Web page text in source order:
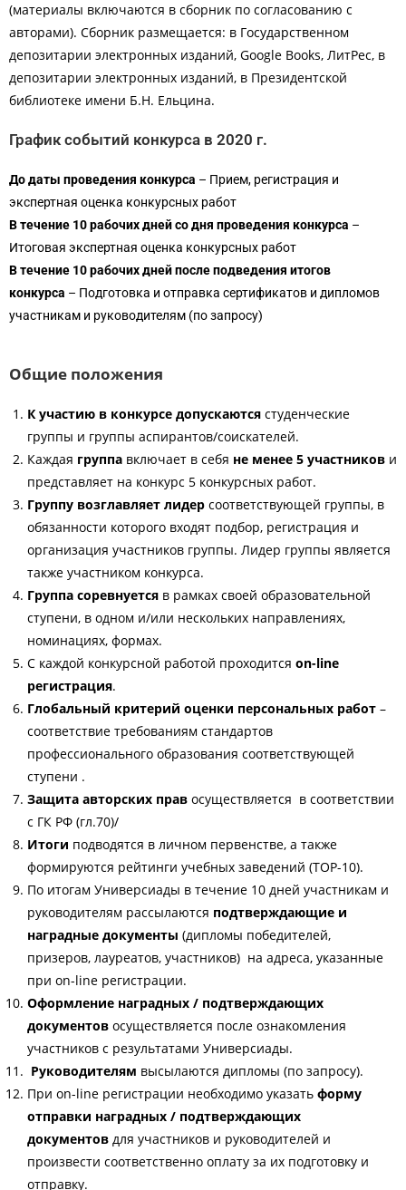
(материалы включаются в сборник по согласованию с
авторами). Сборник размещается: в Государственном
депозитарии электронных изданий, Google Books, ЛитРес, в
депозитарии электронных изданий, в Президентской
библиотеке имени Б.Н. Ельцина.
График событий конкурса в 2020 г.
До даты проведения конкурса – Прием, регистрация и
экспертная оценка конкурсных работ
В течение 10 рабочих дней со дня проведения конкурса –
Итоговая экспертная оценка конкурсных работ
В течение 10 рабочих дней после подведения итогов
конкурса – Подготовка и отправка сертификатов и дипломов
участникам и руководителям (по запросу)
Общие положения
К участию в конкурсе допускаются студенческие
группы и группы аспирантов/соискателей.
Каждая группа включает в себя не менее 5 участников и
представляет на конкурс 5 конкурсных работ.
Группу возглавляет лидер соответствующей группы, в
обязанности которого входят подбор, регистрация и
организация участников группы. Лидер группы является
также участником конкурса.
Группа соревнуется в рамках своей образовательной
ступени, в одном и/или нескольких направлениях,
номинациях, формах.
С каждой конкурсной работой проходится on-line
регистрация.
Глобальный критерий оценки персональных работ –
соответствие требованиям стандартов
профессионального образования соответствующей
ступени .
Защита авторских прав осуществляется в соответствии
с ГК РФ (гл.70)/
Итоги подводятся в личном первенстве, а также
формируются рейтинги учебных заведений (ТОР-10).
По итогам Универсиады в течение 10 дней участникам и
руководителям рассылаются подтверждающие и
наградные документы (дипломы победителей,
призеров, лауреатов, участников) на адреса, указанные
при on-line регистрации.
Оформление наградных / подтверждающих
документов осуществляется после ознакомления
участников с результатами Универсиады.
Руководителям высылаются дипломы (по запросу).
При on-line регистрации необходимо указать форму
отправки наградных / подтверждающих
документов для участников и руководителей и
произвести соответственно оплату за их подготовку и
отправку.